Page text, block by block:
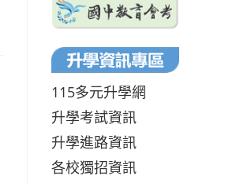
115多元升學網
升學考試資訊
升學進路資訊
各校獨招資訊